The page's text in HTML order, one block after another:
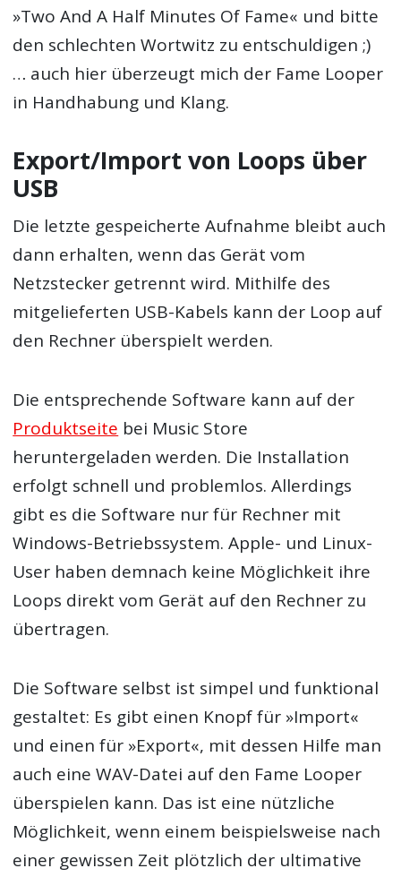
»Two And A Half Minutes Of Fame« und bitte
den schlechten Wortwitz zu entschuldigen ;)
… auch hier überzeugt mich der Fame Looper
in Handhabung und Klang.
Export/Import von Loops über
USB
Die letzte gespeicherte Aufnahme bleibt auch
dann erhalten, wenn das Gerät vom
Netzstecker getrennt wird. Mithilfe des
mitgelieferten USB-Kabels kann der Loop auf
den Rechner überspielt werden.
Die entsprechende Software kann auf der
Produktseite bei Music Store
heruntergeladen werden. Die Installation
erfolgt schnell und problemlos. Allerdings
gibt es die Software nur für Rechner mit
Windows-Betriebssystem. Apple- und Linux-
User haben demnach keine Möglichkeit ihre
Loops direkt vom Gerät auf den Rechner zu
übertragen.
Die Software selbst ist simpel und funktional
gestaltet: Es gibt einen Knopf für »Import«
und einen für »Export«, mit dessen Hilfe man
auch eine WAV-Datei auf den Fame Looper
überspielen kann. Das ist eine nützliche
Möglichkeit, wenn einem beispielsweise nach
einer gewissen Zeit plötzlich der ultimative